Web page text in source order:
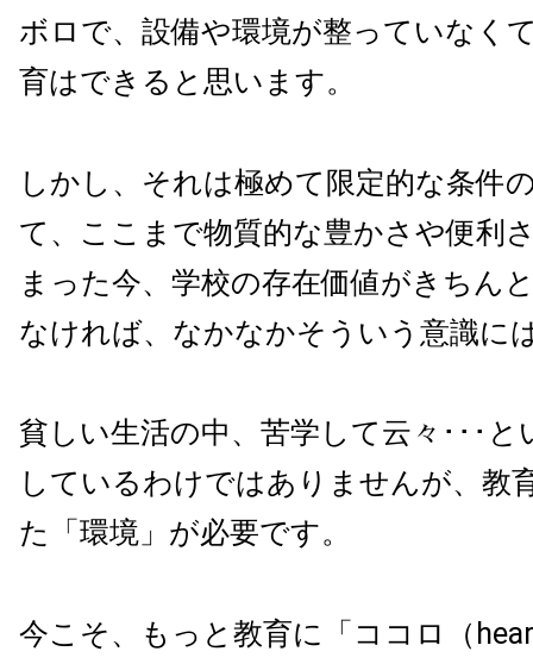
ボロで、設備や環境が整っていなく
育はできると思います。
しかし、それは極めて限定的な条件
て、ここまで物質的な豊かさや便利
まった今、学校の存在価値がきちん
なければ、なかなかそういう意識に
貧しい生活の中、苦学して云々･･･と
しているわけではありませんが、教
た「環境」が必要です。
今こそ、もっと教育に「ココロ（